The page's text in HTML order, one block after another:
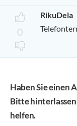
0
RikuDela
Haben Sie einen
Bitte hinterlassen
helfen.